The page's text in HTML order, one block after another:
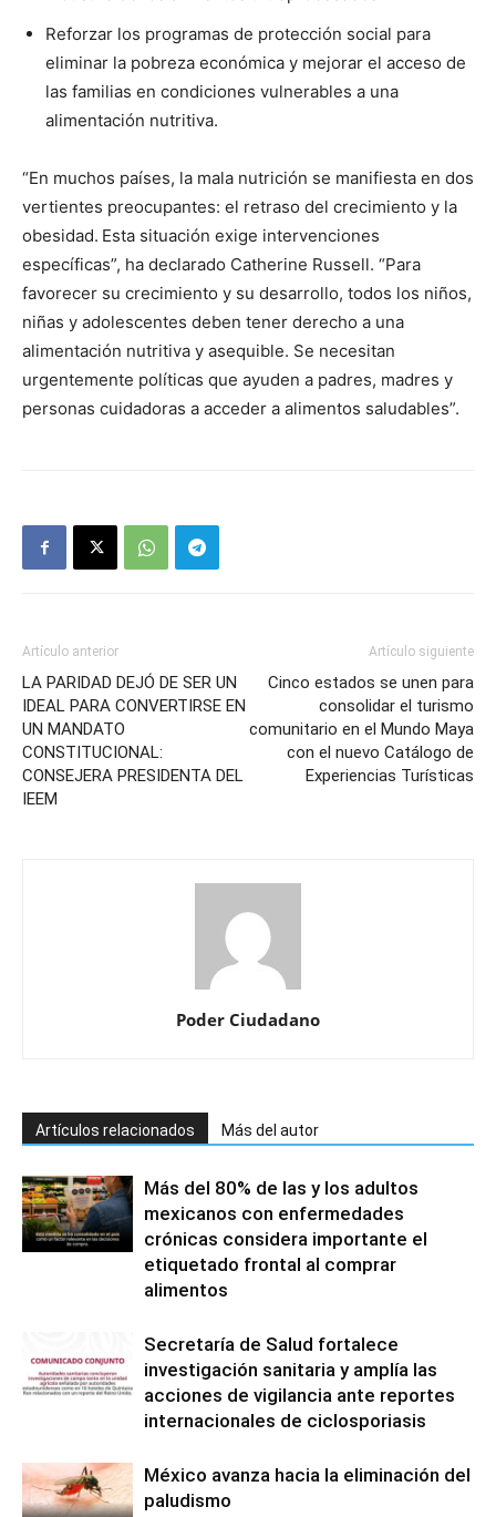
Reforzar los programas de protección social para
eliminar la pobreza económica y mejorar el acceso de
las familias en condiciones vulnerables a una
alimentación nutritiva.
“En muchos países, la mala nutrición se manifiesta en dos
vertientes preocupantes: el retraso del crecimiento y la
obesidad. Esta situación exige intervenciones
específicas”, ha declarado Catherine Russell. “Para
favorecer su crecimiento y su desarrollo, todos los niños,
niñas y adolescentes deben tener derecho a una
alimentación nutritiva y asequible. Se necesitan
urgentemente políticas que ayuden a padres, madres y
personas cuidadoras a acceder a alimentos saludables”.
Artículo anterior
LA PARIDAD DEJÓ DE SER UN
IDEAL PARA CONVERTIRSE EN
UN MANDATO
CONSTITUCIONAL:
CONSEJERA PRESIDENTA DEL
IEEM
Artículo siguiente
Cinco estados se unen para
consolidar el turismo
comunitario en el Mundo Maya
con el nuevo Catálogo de
Experiencias Turísticas
Poder Ciudadano
Artículos relacionados Más del autor
Más del 80% de las y los adultos
mexicanos con enfermedades
crónicas considera importante el
etiquetado frontal al comprar
alimentos
Secretaría de Salud fortalece
investigación sanitaria y amplía las
acciones de vigilancia ante reportes
internacionales de ciclosporiasis
México avanza hacia la eliminación del
paludismo